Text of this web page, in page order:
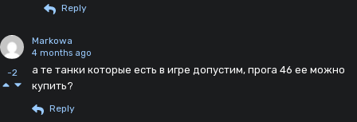
Reply
-2
Markowa
4 months ago
а те танки которые есть в игре допустим, прога 46 ее можно
купить?
Reply